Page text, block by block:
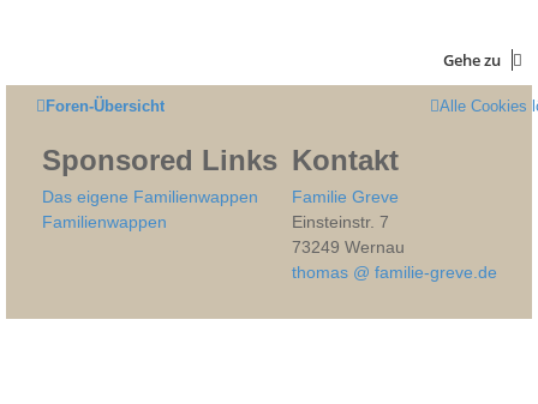
Gehe zu
Foren-Übersicht Alle Cookies
Sponsored Links
Das eigene Familienwappen
Familienwappen
Kontakt
Familie Greve
Einsteinstr. 7
73249 Wernau
thomas @ familie-greve.de